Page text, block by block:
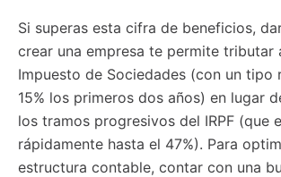
Si superas esta cifra de beneficios,
crear una empresa te permite tributar
Impuesto de Sociedades (con un tipo
15% los primeros dos años) en lugar
los tramos progresivos del IRPF (que
rápidamente hasta el 47%). Para
estructura contable, contar con una